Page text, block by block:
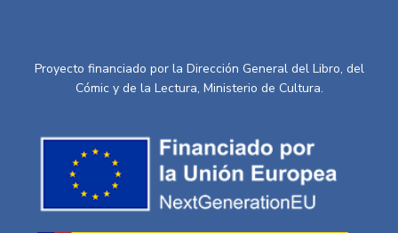
Proyecto financiado por la Dirección General del Libro, del
Cómic y de la Lectura, Ministerio de Cultura.